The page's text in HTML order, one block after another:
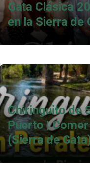
Gata Clásica
en la Sierra de
Chiringuito de
Puerto |
(Sierra de Gata)